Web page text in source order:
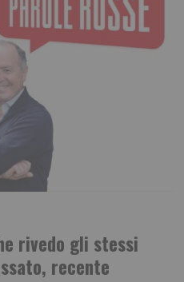
rivedo gli stessi
recente